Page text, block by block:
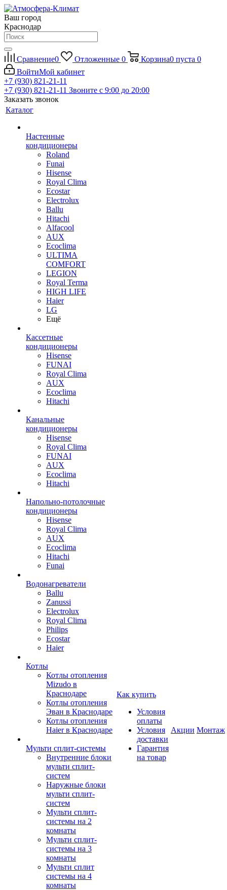
Ваш город
Краснодар
Сравнение0 Отложенные 0 Корзина0 пуста 0
ВойтиМой кабинет
+7 (930) 821-21-11
+7 (930) 821-21-11 Звоните с 9:00 до 20:00
Заказать звонок
Каталог
Настенные
кондиционеры
Roland
Funai
Hisense
Royal Clima
Ecostar
Electrolux
Ballu
Hitachi
Alfacool
AUX
Ecoclima
ULTIMA
COMFORT
LEGION
Royal Terma
HIGH LIFE
Haier
LG
Ещё
Кассетные
кондиционеры
Hisense
FUNAI
Royal Clima
AUX
Ecoclima
Hitachi
Канальные
кондиционеры
Hisense
Royal Clima
FUNAI
AUX
Ecoclima
Hitachi
Напольно-потолочные
кондиционеры
Hisense
Royal Clima
AUX
Ecoclima
Hitachi
Funai
Водонагреватели
Ballu
Zanussi
Electrolux
Royal Clima
Philips
Ecostar
Haier
Котлы
Котлы отопления
Mizudo в
Краснодаре
Котлы отопления
Эван в Краснодаре
Котлы отопления
Haier в Краснодаре
Мульти сплит-системы
Внутренние блоки
мульти сплит-
систем
Наружные блоки
мульти сплит-
систем
Мульти сплит-
системы на 2
комнаты
Мульти сплит-
системы на 3
комнаты
Мульти сплит
системы на 4
комнаты
Как купить
Условия
оплаты
Условия
доставки
Гарантия
на товар
Акции Монтаж